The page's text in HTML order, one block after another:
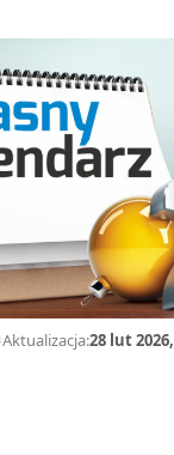
Aktualizacja:28 lut